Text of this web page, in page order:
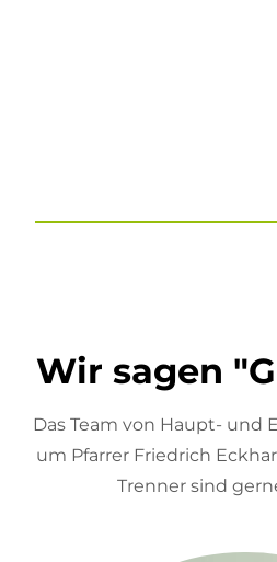
Wir sagen
Das Team von Haupt- und
um Pfarrer Friedrich
Trenner sind